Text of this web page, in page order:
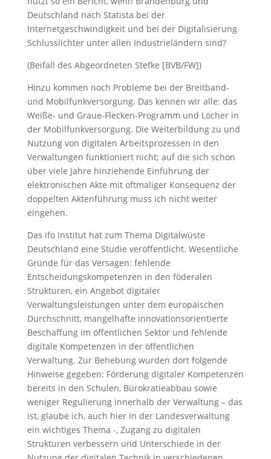
Deutschland nach Statista bei der
Internetgeschwindigkeit und bei der Digitalisierung
Schlusslichter unter allen Industrieländern sind?
(Beifall des Abgeordneten Stefke [BVB/FW])
Hinzu kommen noch Probleme bei der Breitband-
und Mobilfunkversorgung. Das kennen wir alle: das
Weiße- und Graue-Flecken-Programm und Löcher in
der Mobilfunkversorgung. Die Weiterbildung zu und
Nutzung von digitalen Arbeitsprozessen in den
Verwaltungen funktioniert nicht; auf die sich schon
über viele Jahre hinziehende Einführung der
elektronischen Akte mit oftmaliger Konsequenz der
doppelten Aktenführung muss ich nicht weiter
eingehen.
Das ifo Institut hat zum Thema Digitalwüste
Deutschland eine Studie veröffentlicht. Wesentliche
Gründe für das Versagen: fehlende
Entscheidungskompetenzen in den föderalen
Strukturen, ein Angebot digitaler
Verwaltungsleistungen unter dem europäischen
Durchschnitt, mangelhafte innovationsorientierte
Beschaffung im öffentlichen Sektor und fehlende
digitale Kompetenzen in der öffentlichen
Verwaltung. Zur Behebung wurden dort folgende
Hinweise gegeben: Förderung digitaler Kompetenzen
bereits in den Schulen, Bürokratieabbau sowie
weniger Regulierung innerhalb der Verwaltung – das
ist, glaube ich, auch hier in der Landesverwaltung
ein wichtiges Thema -, Zugang zu digitalen
Strukturen verbessern und Unterschiede in der